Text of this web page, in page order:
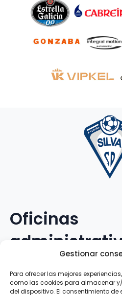
Gestionar
Para ofrecer las mejores
como las cookies para almacenar
del dispositivo. El consentimiento
Oficinas
Avenida Galileo Galilei, 12
15.008 · A Coruña · España